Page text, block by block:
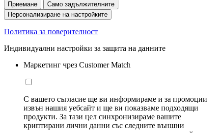
Приемане
Само задължителните
Персонализиране на настройките
Политика за поверителност
Индивидуални настройки за защита на данните
Маркетинг чрез Customer Match
С вашето съгласие ще ви информираме и за промоции
извън нашия уебсайт и ще ви показваме подходящи
продукти. За тази цел синхронизираме вашите
криптирани лични данни със следните външни